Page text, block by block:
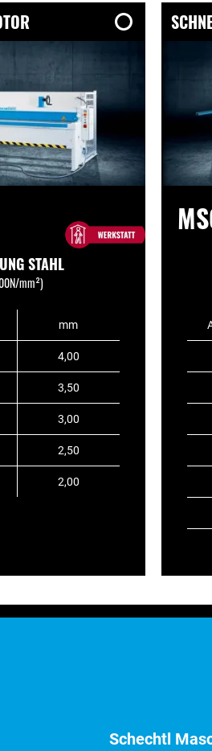
STAHL
mm²)
mm
4,00
3,50
3,00
2,50
2,00
Schechtl